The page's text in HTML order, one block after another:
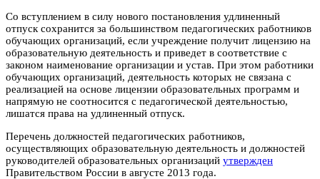
Со вступлением в силу нового постановления удлиненный
отпуск сохранится за большинством педагогических работников
обучающих организаций, если учреждение получит лицензию на
образовательную деятельность и приведет в соответствие с
законом наименование организации и устав. При этом работники
обучающих организаций, деятельность которых не связана с
реализацией на основе лицензии образовательных программ и
напрямую не соотносится с педагогической деятельностью,
лишатся права на удлиненный отпуск.
Перечень должностей педагогических работников,
осуществляющих образовательную деятельность и должностей
руководителей образовательных организаций утвержден
Правительством России в августе 2013 года.